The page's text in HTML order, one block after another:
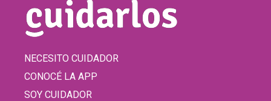
NECESITO CUIDADOR
CONOCÉ LA APP
SOY CUIDADOR